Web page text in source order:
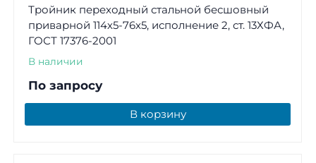
Тройник переходный стальной бесшовный
приварной 114х5-76х5, исполнение 2, ст. 13ХФА,
ГОСТ 17376-2001
В наличии
По запросу
В корзину